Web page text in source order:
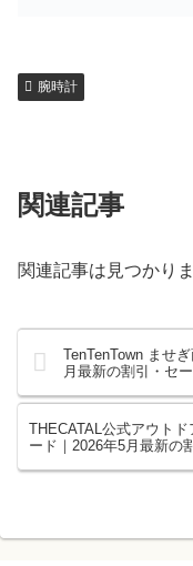
腕時計
関連記事
関連記事は見つかり
TenTenTown ませ
月最新の割引・セ
THECATAL公式アウト
ード｜2026年5月最新の